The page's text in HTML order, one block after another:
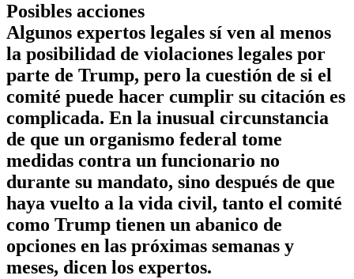
Posibles acciones
Algunos expertos legales sí ven al menos
la posibilidad de violaciones legales por
parte de Trump, pero la cuestión de si el
comité puede hacer cumplir su citación es
complicada. En la inusual circunstancia
de que un organismo federal tome
medidas contra un funcionario no
durante su mandato, sino después de que
haya vuelto a la vida civil, tanto el comité
como Trump tienen un abanico de
opciones en las próximas semanas y
meses, dicen los expertos.